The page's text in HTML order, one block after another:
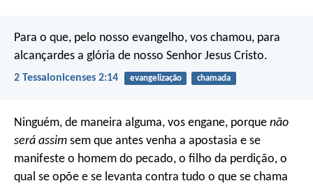
Para o que, pelo nosso evangelho, vos chamou, para
alcançardes a glória de nosso Senhor Jesus Cristo.
2 Tessalonicenses 2:14 evangelização chamada
Ninguém, de maneira alguma, vos engane, porque não
será assim sem que antes venha a apostasia e se
manifeste o homem do pecado, o filho da perdição, o
qual se opõe e se levanta contra tudo o que se chama